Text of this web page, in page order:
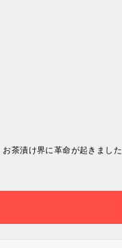
お茶漬け界に革命が起きました